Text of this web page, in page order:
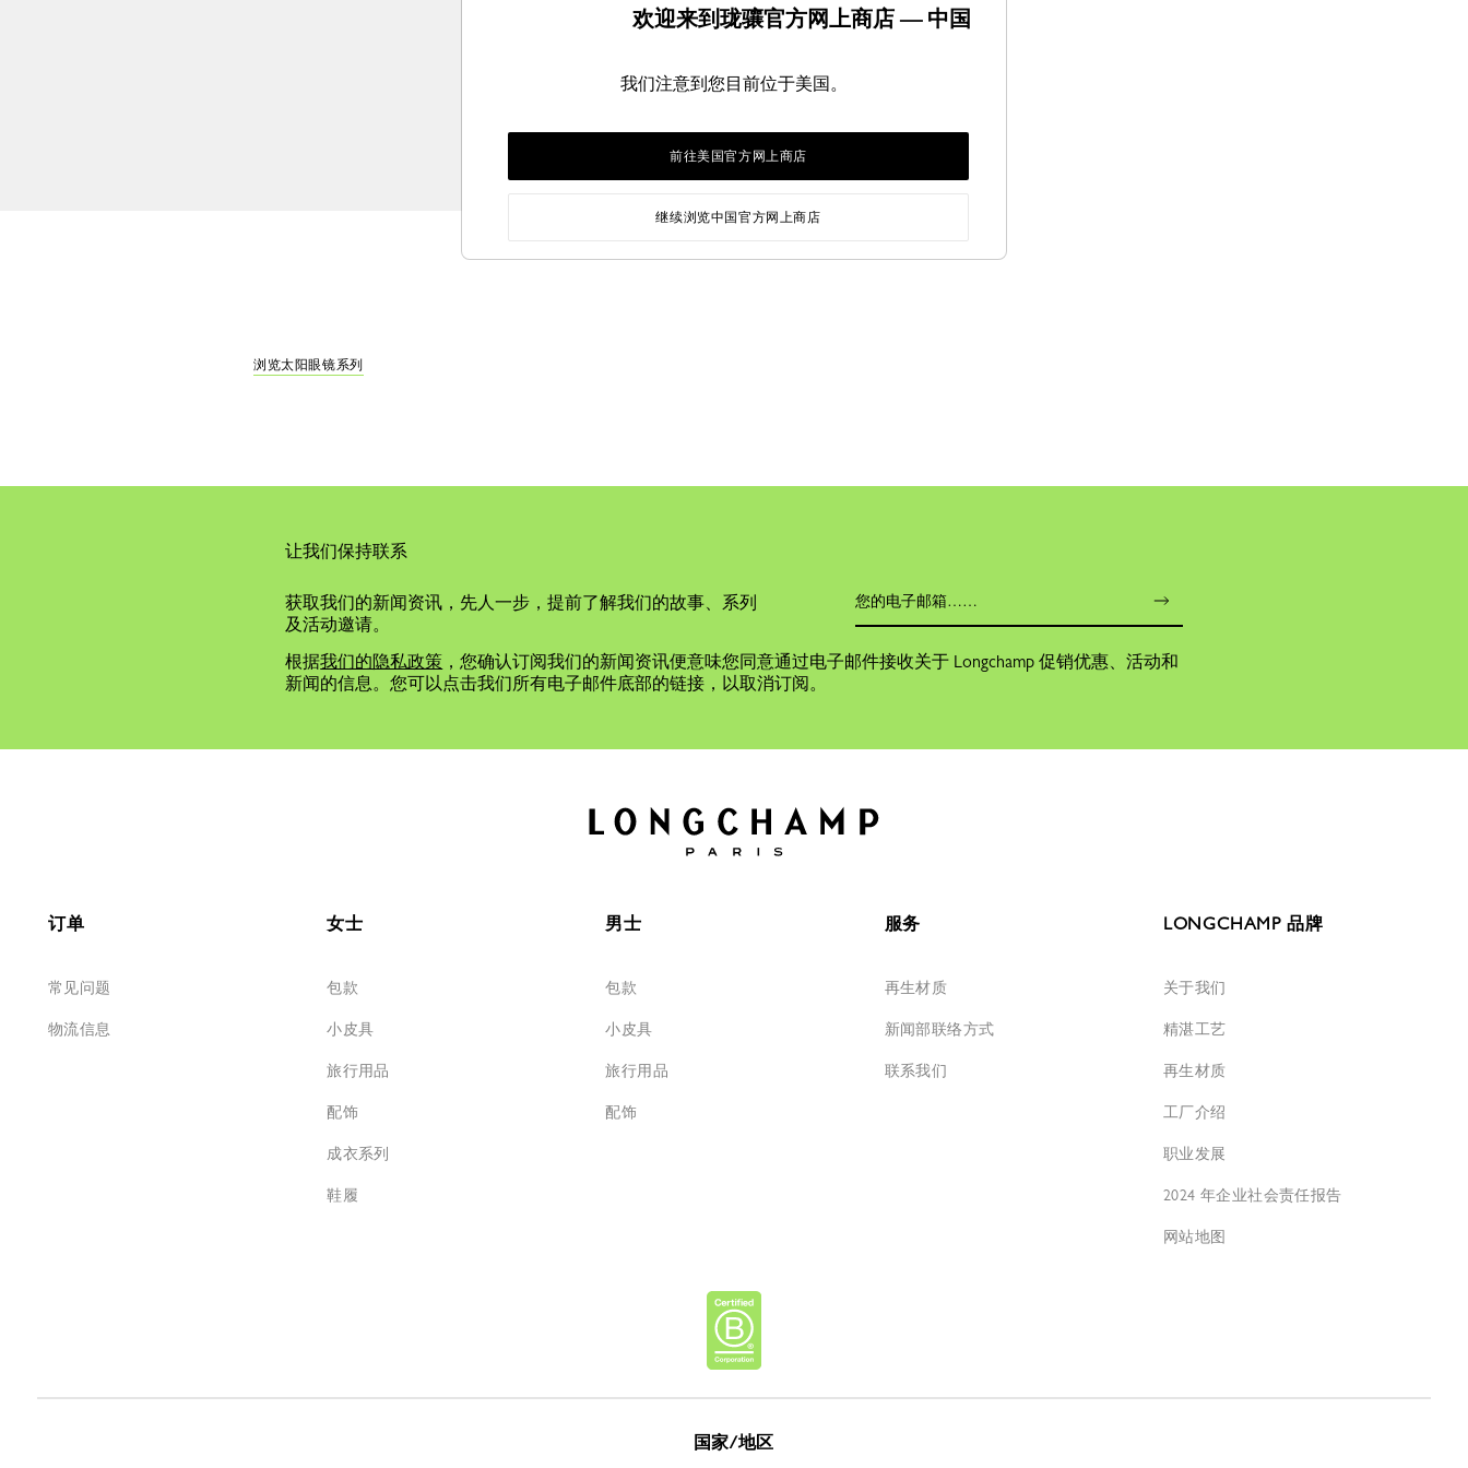
浏览太阳眼镜系列
让我们保持联系
获取我们的新闻资讯，先人一步，提前了解我们的故事、系列
及活动邀请。
根据我们的隐私政策 ，您确认订阅我们的新闻资讯便意味您同意通过电子邮件接收关于 Longchamp 促销优惠、活动和
新闻的信息。您可以点击我们所有电子邮件底部的链接，以取消订阅。
订单
常见问题
物流信息
女士
包款
小皮具
旅行用品
配饰
成衣系列
鞋履
男士
包款
小皮具
旅行用品
配饰
服务
再生材质
新闻部联络方式
联系我们
LONGCHAMP 品牌
关于我们
精湛工艺
再生材质
工厂介绍
职业发展
2024 年企业社会责任报告
网站地图
国家/地区
欢迎来到珑骧官方网上商店 — 中国
我们注意到您目前位于美国。
前往美国官方网上商店
继续浏览中国官方网上商店